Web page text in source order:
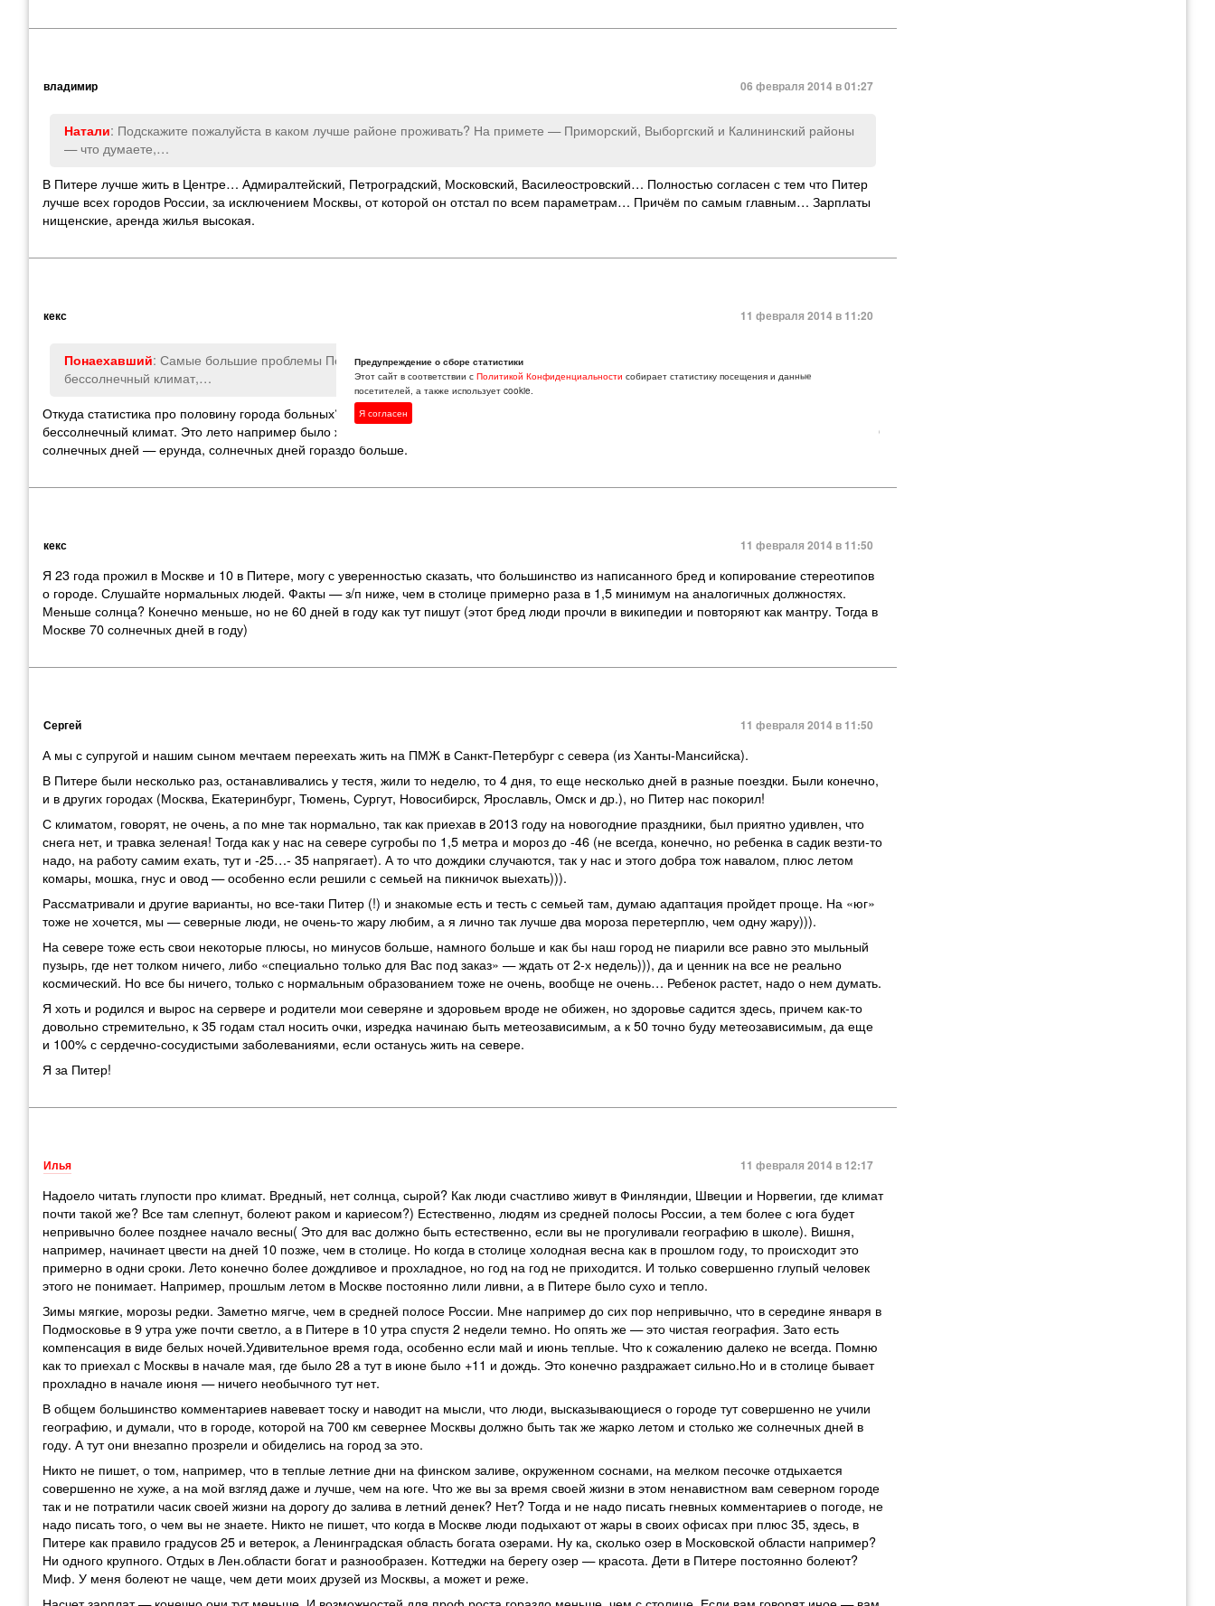
владимир 06 февраля 2014 в 01:27
Натали: Подскажите пожалуйста в каком лучше районе проживать? На примете — Приморский, Выборгский и Калининский районы
— что думаете,…
В Питере лучше жить в Центре… Адмиралтейский, Петроградский, Московский, Василеостровский… Полностью согласен с тем что Питер
лучше всех городов России, за исключением Москвы, от которой он отстал по всем параметрам… Причём по самым главным… Зарплаты
нищенские, аренда жилья высокая.
кекс 11 февраля 2014 в 11:20
Понаехавший: Самые большие проблемы Петербурга, если говорить о сейчас и перспективе ближайших 5-10 лет — это сырой
бессолнечный климат,…
Откуда статистика про половину города больных? Полная глупость. Не надо свои фантазии выдавать за факты. Как и про сырой
бессолнечный климат. Это лето например было жаркое и совсем без дождей, не как в столице, где поливало каждый день. Пресловутые 60
солнечных дней — ерунда, солнечных дней гораздо больше.
кекс 11 февраля 2014 в 11:50
Я 23 года прожил в Москве и 10 в Питере, могу с уверенностью сказать, что большинство из написанного бред и копирование стереотипов
о городе. Слушайте нормальных людей. Факты — з/п ниже, чем в столице примерно раза в 1,5 минимум на аналогичных должностях.
Меньше солнца? Конечно меньше, но не 60 дней в году как тут пишут (этот бред люди прочли в википедии и повторяют как мантру. Тогда в
Москве 70 солнечных дней в году)
Сергей 11 февраля 2014 в 11:50
А мы с супругой и нашим сыном мечтаем переехать жить на ПМЖ в Санкт-Петербург с севера (из Ханты-Мансийска).
В Питере были несколько раз, останавливались у тестя, жили то неделю, то 4 дня, то еще несколько дней в разные поездки. Были конечно,
и в других городах (Москва, Екатеринбург, Тюмень, Сургут, Новосибирск, Ярославль, Омск и др.), но Питер нас покорил!
С климатом, говорят, не очень, а по мне так нормально, так как приехав в 2013 году на новогодние праздники, был приятно удивлен, что
снега нет, и травка зеленая! Тогда как у нас на севере сугробы по 1,5 метра и мороз до -46 (не всегда, конечно, но ребенка в садик везти-то
надо, на работу самим ехать, тут и -25…- 35 напрягает). А то что дождики случаются, так у нас и этого добра тож навалом, плюс летом
комары, мошка, гнус и овод — особенно если решили с семьей на пикничок выехать))).
Рассматривали и другие варианты, но все-таки Питер (!) и знакомые есть и тесть с семьей там, думаю адаптация пройдет проще. На «юг»
тоже не хочется, мы — северные люди, не очень-то жару любим, а я лично так лучше два мороза перетерплю, чем одну жару))).
На севере тоже есть свои некоторые плюсы, но минусов больше, намного больше и как бы наш город не пиарили все равно это мыльный
пузырь, где нет толком ничего, либо «специально только для Вас под заказ» — ждать от 2-х недель))), да и ценник на все не реально
космический. Но все бы ничего, только с нормальным образованием тоже не очень, вообще не очень… Ребенок растет, надо о нем думать.
Я хоть и родился и вырос на сервере и родители мои северяне и здоровьем вроде не обижен, но здоровье садится здесь, причем как-то
довольно стремительно, к 35 годам стал носить очки, изредка начинаю быть метеозависимым, а к 50 точно буду метеозависимым, да еще
и 100% с сердечно-сосудистыми заболеваниями, если останусь жить на севере.
Я за Питер!
Илья 11 февраля 2014 в 12:17
Надоело читать глупости про климат. Вредный, нет солнца, сырой? Как люди счастливо живут в Финляндии, Швеции и Норвегии, где климат
почти такой же? Все там слепнут, болеют раком и кариесом?) Естественно, людям из средней полосы России, а тем более с юга будет
непривычно более позднее начало весны( Это для вас должно быть естественно, если вы не прогуливали географию в школе). Вишня,
например, начинает цвести на дней 10 позже, чем в столице. Но когда в столице холодная весна как в прошлом году, то происходит это
примерно в одни сроки. Лето конечно более дождливое и прохладное, но год на год не приходится. И только совершенно глупый человек
этого не понимает. Например, прошлым летом в Москве постоянно лили ливни, а в Питере было сухо и тепло.
Зимы мягкие, морозы редки. Заметно мягче, чем в средней полосе России. Мне например до сих пор непривычно, что в середине января в
Подмосковье в 9 утра уже почти светло, а в Питере в 10 утра спустя 2 недели темно. Но опять же — это чистая география. Зато есть
компенсация в виде белых ночей.Удивительное время года, особенно если май и июнь теплые. Что к сожалению далеко не всегда. Помню
как то приехал с Москвы в начале мая, где было 28 а тут в июне было +11 и дождь. Это конечно раздражает сильно.Но и в столице бывает
прохладно в начале июня — ничего необычного тут нет.
В общем большинство комментариев навевает тоску и наводит на мысли, что люди, высказывающиеся о городе тут совершенно не учили
географию, и думали, что в городе, которой на 700 км севернее Москвы должно быть так же жарко летом и столько же солнечных дней в
году. А тут они внезапно прозрели и обиделись на город за это.
Никто не пишет, о том, например, что в теплые летние дни на финском заливе, окруженном соснами, на мелком песочке отдыхается
совершенно не хуже, а на мой взгляд даже и лучше, чем на юге. Что же вы за время своей жизни в этом ненавистном вам северном городе
так и не потратили часик своей жизни на дорогу до залива в летний денек? Нет? Тогда и не надо писать гневных комментариев о погоде, не
надо писать того, о чем вы не знаете. Никто не пишет, что когда в Москве люди подыхают от жары в своих офисах при плюс 35, здесь, в
Питере как правило градусов 25 и ветерок, а Ленинградская область богата озерами. Ну ка, сколько озер в Московской области например?
Ни одного крупного. Отдых в Лен.области богат и разнообразен. Коттеджи на берегу озер — красота. Дети в Питере постоянно болеют?
Миф. У меня болеют не чаще, чем дети моих друзей из Москвы, а может и реже.
Предупреждение о сборе статистики
Этот сайт в соответствии с Политикой Конфиденциальности собирает статистику посещения и данные
посетителей, а также использует cookie.
Я согласен